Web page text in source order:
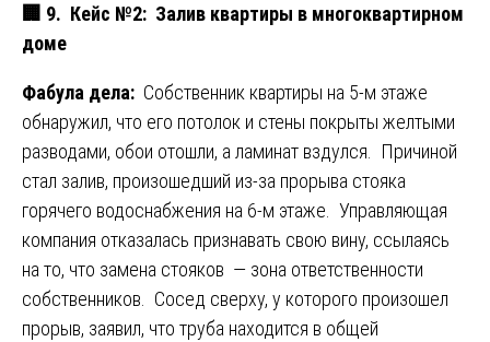
🏢 9. Кейс №2: Залив квартиры в многоквартирном
доме
Фабула дела: Собственник квартиры на 5-м этаже
обнаружил, что его потолок и стены покрыты желтыми
разводами, обои отошли, а ламинат вздулся. Причиной
стал залив, произошедший из-за прорыва стояка
горячего водоснабжения на 6-м этаже. Управляющая
компания отказалась признавать свою вину, ссылаясь
на то, что замена стояков — зона ответственности
собственников. Сосед сверху, у которого произошел
прорыв, заявил, что труба находится в общей